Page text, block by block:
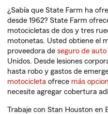
¿Sabía que State Farm ha
desde 1962? State Farm
motocicletas de dos y tres
motonetas. Usted obtiene el
proveedora de seguro de auto
Unidos. Desde lesiones
hasta robo y gastos de
motocicleta ofrece más
necesite agregar cobertura
Trabaje con Stan Houston en